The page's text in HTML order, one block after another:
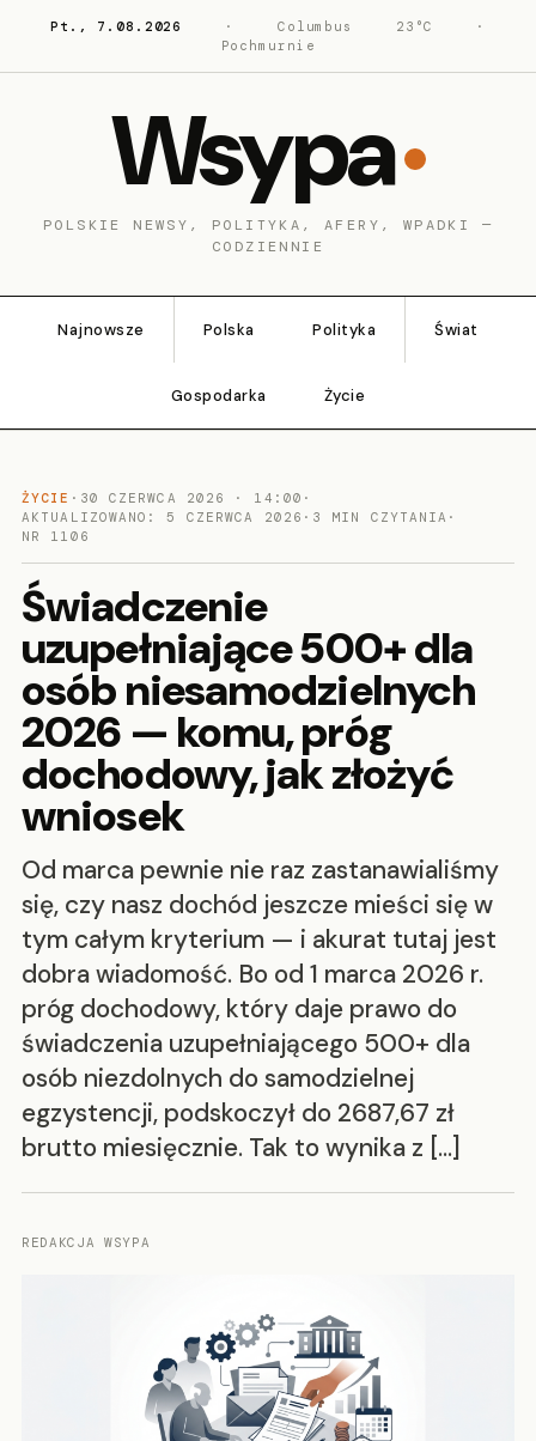
Pt., 7.08.2026 · Columbus 23°C
·
Pochmurnie
Wsypa
POLSKIE NEWSY, POLITYKA, AFERY, WPADKI —
CODZIENNIE
Najnowsze Polska Polityka Świat
Gospodarka Życie
ŻYCIE · 30 CZERWCA 2026 · 14:00 ·
AKTUALIZOWANO: 5 CZERWCA 2026 · 3 MIN CZYTANIA ·
NR 1106
Świadczenie
uzupełniające 500+ dla
osób niesamodzielnych
2026 — komu, próg
dochodowy, jak złożyć
wniosek
Od marca pewnie nie raz zastanawialiśmy
się, czy nasz dochód jeszcze mieści się w
tym całym kryterium — i akurat tutaj jest
dobra wiadomość. Bo od 1 marca 2026 r.
próg dochodowy, który daje prawo do
świadczenia uzupełniającego 500+ dla
osób niezdolnych do samodzielnej
egzystencji, podskoczył do 2687,67 zł
brutto miesięcznie. Tak to wynika z […]
REDAKCJA WSYPA